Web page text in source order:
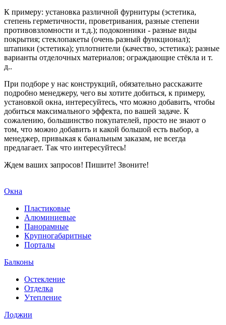
К примеру: установка различной фурнитуры (эстетика,
степень герметичности, проветривания, разные степени
противовзломности и т.д.); подоконники - разные виды
покрытия; стеклопакеты (очень разный функционал);
штапики (эстетика); уплотнители (качество, эстетика); разные
варианты отделочных материалов; ограждающие стёкла и т.
д..
При подборе у нас конструкций, обязательно расскажите
подробно менеджеру, чего вы хотите добиться, к примеру,
установкой окна, интересуйтесь, что можно добавить, чтобы
добиться максимального эффекта, по вашей задаче. К
сожалению, большинство покупателей, просто не знают о
том, что можно добавить и какой большой есть выбор, а
менеджер, привыкая к банальным заказам, не всегда
предлагает. Так что интересуйтесь!
Ждем ваших запросов! Пишите! Звоните!
Окна
Пластиковые
Алюминиевые
Панорамные
Крупногабаритные
Порталы
Балконы
Остекление
Отделка
Утепление
Лоджии